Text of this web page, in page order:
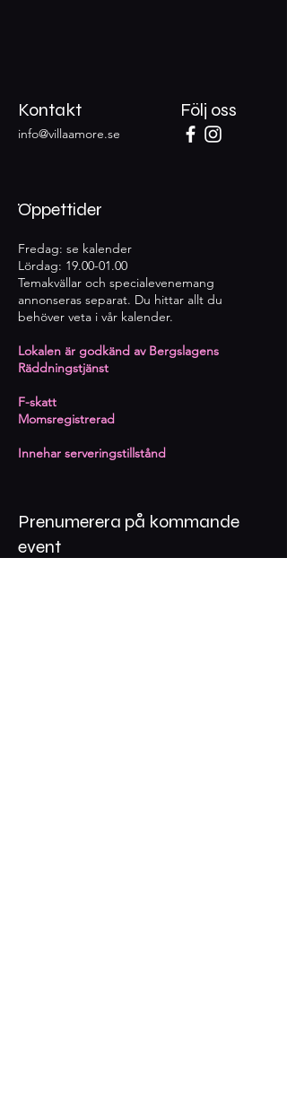
Kontakt
info@villaamore.se
Följ oss
Öppettider
Fredag: se kalender
Lördag: 19.00-01.00
Temakvällar och specialevenemang
annonseras separat. Du hittar allt du
behöver veta i vår kalender.
Lokalen är godkänd av Bergslagens
Räddningstjänst
​F-skatt
Momsregistrerad
Innehar serveringstillstånd
Prenumerera på kommande
event